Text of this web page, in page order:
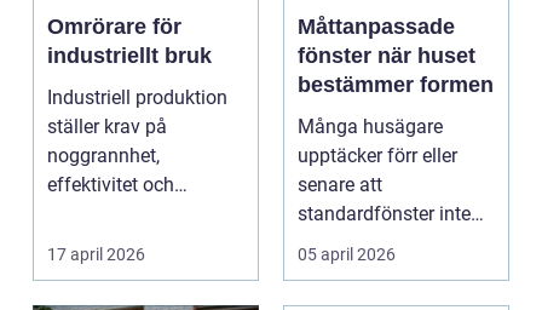
Omrörare för
industriellt bruk
Industriell produktion
ställer krav på
noggrannhet,
effektivitet och
17 april 2026
Måttanpassade
fönster när huset
bestämmer formen
Många husägare
upptäcker förr eller
senare att
standardfönster inte
riktigt passar. Kanske
är huset ...
05 april 2026